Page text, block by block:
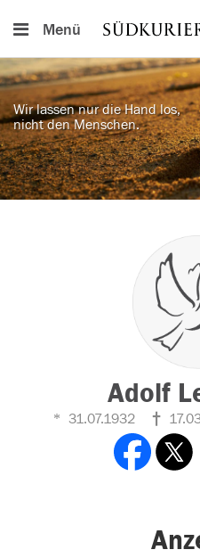
Menü
Wir lassen nur die Hand los,
nicht den Menschen.
Adolf
31.07.1932